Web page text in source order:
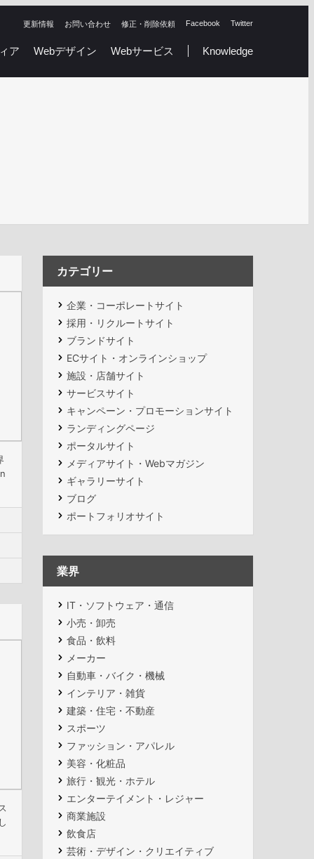
Twitter
Facebook
修正・削除依頼
お問い合わせ
更新情報
Knowledge
Webサービス
Webデザイン
ア
カテゴリー
企業・コーポレートサイト
採用・リクルートサイト
ブランドサイト
ECサイト・オンラインショップ
施設・店舗サイト
サービスサイト
キャンペーン・プロモーションサイト
ランディングページ
ポータルサイト
メディアサイト・Webマガジン
ギャラリーサイト
ブログ
ポートフォリオサイト
業界
IT・ソフトウェア・通信
小売・卸売
食品・飲料
メーカー
自動車・バイク・機械
インテリア・雑貨
建築・住宅・不動産
スポーツ
ファッション・アパレル
美容・化粧品
旅行・観光・ホテル
エンターテイメント・レジャー
商業施設
飲食店
芸術・デザイン・クリエイティブ